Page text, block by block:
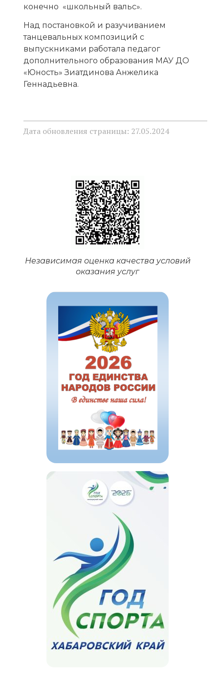
конечно «школьный вальс».
Над постановкой и разучиванием
танцевальных композиций с
выпускниками работала педагог
дополнительного образования МАУ ДО
«Юность» Зиатдинова Анжелика
Геннадьевна.
Дата обновления страницы: 27.05.2024
Независимая оценка качества условий
оказания услуг